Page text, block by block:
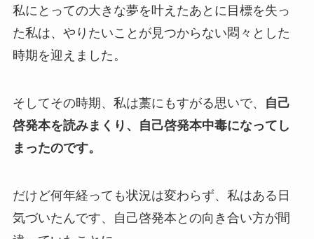
私にとっての大きな夢を叶えたあとに目標を失っ
た私は、やりたいことが見つからない悶々とした
時期を迎えました。
そしてその時期、私は藁にもすがる思いで、
自己
啓発本を読みまくり、自己啓発本中毒になってし
まったのです。
だけど何年経っても状況は変わらず、私はある日
気づいたんです、自己啓発本との向き合い方が間